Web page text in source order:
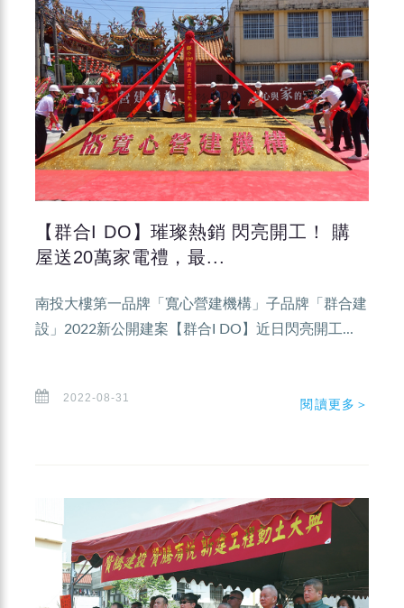
【群合I DO】璀璨熱銷 閃亮開工！ 購
屋送20萬家電禮，最...
南投大樓第一品牌「寬心營建機構」子品牌「群合建
設」2022新公開建案【群合I DO】近日閃亮開工...
2022-08-31 閱讀更多＞